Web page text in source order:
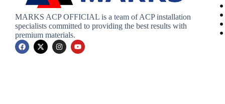
MARKS ACP OFFICIAL is a team of ACP installation
specialists committed to providing the best results with
premium materials.